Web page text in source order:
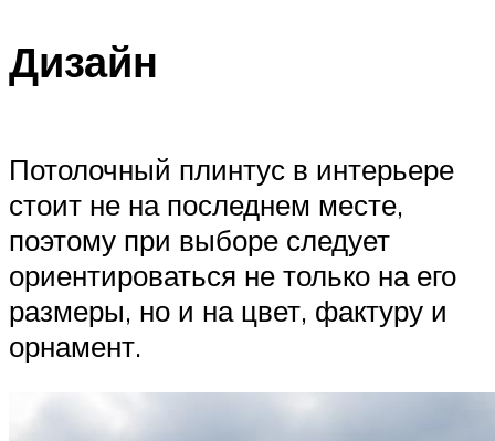
Дизайн
Потолочный плинтус в интерьере
стоит не на последнем месте,
поэтому при выборе следует
ориентироваться не только на его
размеры, но и на цвет, фактуру и
орнамент.